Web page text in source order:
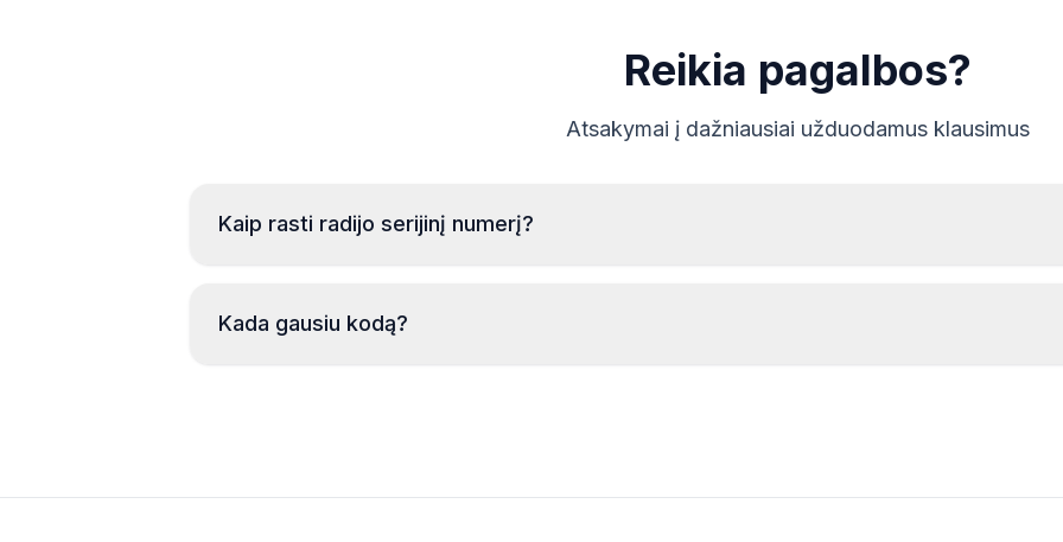
Reikia pagalbos?
Atsakymai į dažniausiai užduodamus klausimus
Kaip rasti radijo serijinį numerį?
Kada gausiu kodą?